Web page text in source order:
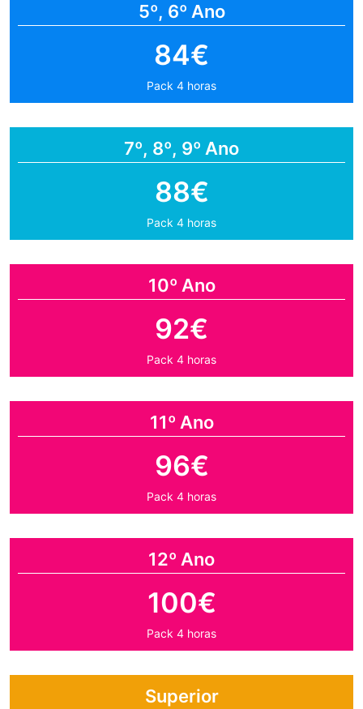
5º, 6º Ano
84€
Pack 4 horas
7º, 8º, 9º Ano
88€
Pack 4 horas
10º Ano
92€
Pack 4 horas
11º Ano
96€
Pack 4 horas
12º Ano
100€
Pack 4 horas
Superior